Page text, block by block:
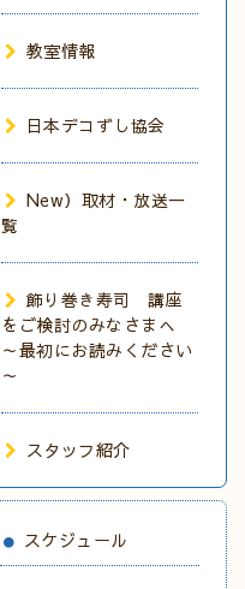
教室情報
日本デコずし協会
New）取材・放送一
覧
飾り巻き寿司 講座
をご検討のみなさまへ
～最初にお読みください
～
スタッフ紹介
スケジュール